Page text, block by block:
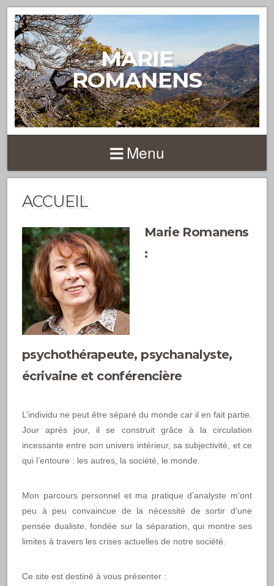
MARIE
ROMANENS
Menu
ACCUEIL
Marie Romanens
:
psychothérapeute, psychanalyste,
écrivaine et conférencière
L’individu ne peut être séparé du monde car il en fait partie.
Jour après jour, il se construit grâce à la circulation
incessante entre son univers intérieur, sa subjectivité, et ce
qui l’entoure : les autres, la société, le monde.
Mon parcours personnel et ma pratique d’analyste m’ont
peu à peu convaincue de la nécessité de sortir d’une
pensée dualiste, fondée sur la séparation, qui montre ses
limites à travers les crises actuelles de notre société.
Ce site est destiné à vous présenter :